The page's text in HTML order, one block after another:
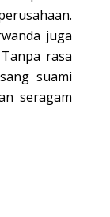
juga
rasa
suami
seragam